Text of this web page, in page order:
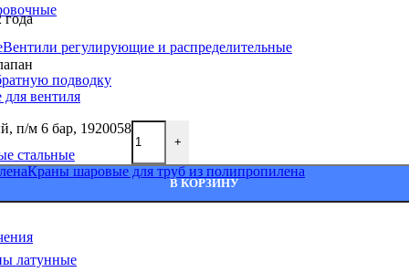
Вентили регулирующие и распределительные
подводку
вентиля
стальные
Краны шаровые для труб из полипропилена
года
п/м 6 бар, 1920058
+
В КОРЗИНУ
латунные